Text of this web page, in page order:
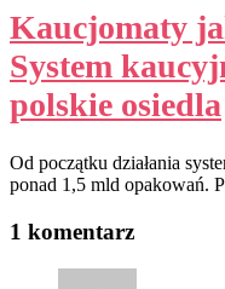
Kaucjomaty
System
polskie osiedla
Od początku działania
ponad 1,5 mld opakowań.
1 komentarz